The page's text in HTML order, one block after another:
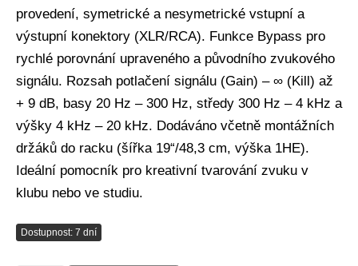
provedení, symetrické a nesymetrické vstupní a
výstupní konektory (XLR/RCA). Funkce Bypass pro
rychlé porovnání upraveného a původního zvukového
signálu. Rozsah potlačení signálu (Gain) – ∞ (Kill) až
+ 9 dB, basy 20 Hz – 300 Hz, středy 300 Hz – 4 kHz a
výšky 4 kHz – 20 kHz. Dodáváno včetně montážních
držáků do racku (šířka 19“/48,3 cm, výška 1HE).
Ideální pomocník pro kreativní tvarování zvuku v
klubu nebo ve studiu.
Dostupnost: 7 dní